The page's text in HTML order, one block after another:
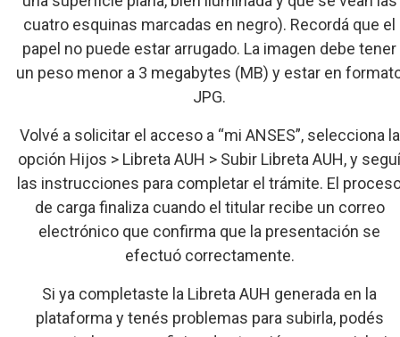
cuatro esquinas marcadas en negro). Recordá que el
papel no puede estar arrugado. La imagen debe tener
un peso menor a 3 megabytes (MB) y estar en
JPG.
Volvé a solicitar el acceso a “mi ANSES”, selecciona la
opción Hijos > Libreta AUH > Subir Libreta AUH, y
las instrucciones para completar el trámite. El
de carga finaliza cuando el titular recibe un correo
electrónico que confirma que la presentación se
efectuó correctamente.
Si ya completaste la Libreta AUH generada en la
plataforma y tenés problemas para subirla, podés